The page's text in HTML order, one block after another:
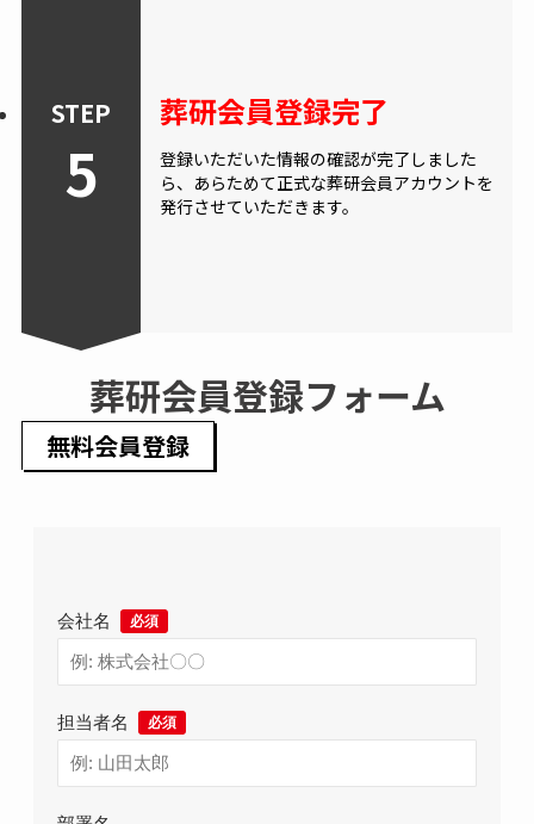
STEP
5
葬研会員登録完了
登録いただいた情報の確認が完了しました
ら、あらためて正式な葬研会員アカウントを
発行させていただきます。
葬研会員登録フォーム
無料会員登録
会社名
担当者名